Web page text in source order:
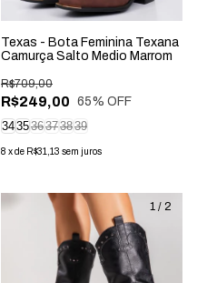
Texas - Bota Feminina Texana
Camurça Salto Medio Marrom
R$249,00
R$709,00
65% OFF
343536373839
8 xde R$31,13 sem juros
1 / 2